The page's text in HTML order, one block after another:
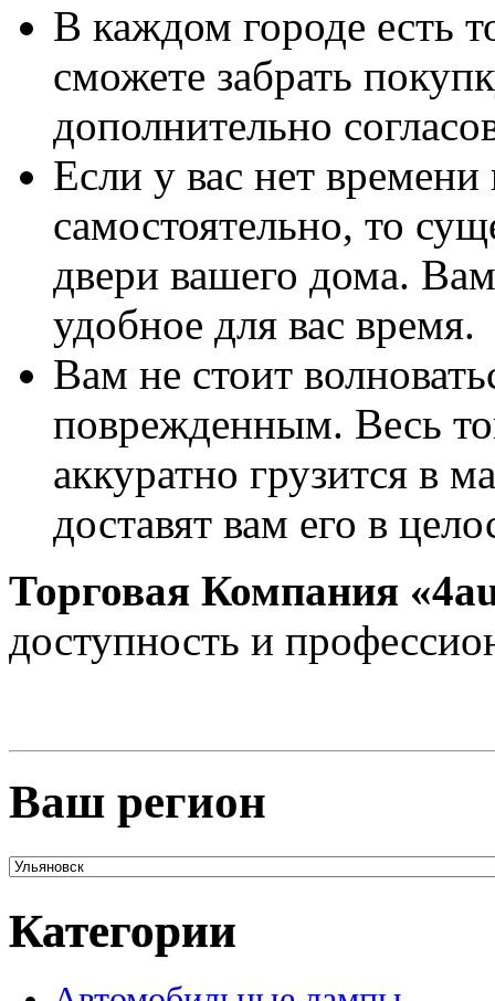
В каждом городе есть
сможете забрать
дополнительно
Если у вас нет
самостоятельно, то
двери вашего дома.
удобное для вас время.
Вам не стоит
поврежденным. Весь
аккуратно грузится в
доставят вам его в
Торговая Компания
доступность и
Ваш регион
Категории